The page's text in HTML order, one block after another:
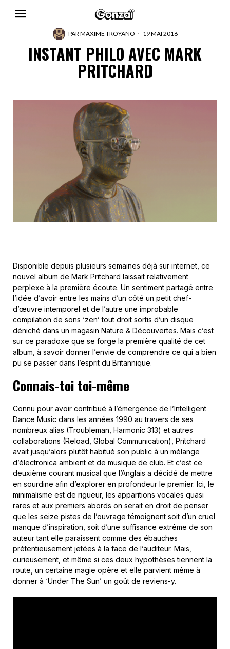
PARMAXIME TROYANO 19 MAI 2016
INSTANT PHILO AVEC MARK
PRITCHARD
Disponible depuis plusieurs semaines déjà sur internet, ce
nouvel album de Mark Pritchard laissait relativement
perplexe à la première écoute. Un sentiment partagé entre
l’idée d’avoir entre les mains d’un côté un petit chef-
d’œuvre intemporel et de l’autre une improbable
compilation de sons ‘zen’ tout droit sortis d’un disque
déniché dans un magasin Nature & Découvertes. Mais c’est
sur ce paradoxe que se forge la première qualité de cet
album, à savoir donner l’envie de comprendre ce qui a bien
pu se passer dans l’esprit du Britannique.
Connais-toi toi-même
Connu pour avoir contribué à l’émergence de l’Intelligent
Dance Music dans les années 1990 au travers de ses
nombreux alias (Troubleman, Harmonic 313) et autres
collaborations (Reload, Global Communication), Pritchard
avait jusqu’alors plutôt habitué son public à un mélange
d’électronica ambient et de musique de club. Et c’est ce
deuxième courant musical que l’Anglais a décidé de mettre
en sourdine afin d’explorer en profondeur le premier. Ici, le
minimalisme est de rigueur, les apparitions vocales quasi
rares et aux premiers abords on serait en droit de penser
que les seize pistes de l’ouvrage témoignent soit d’un cruel
manque d’inspiration, soit d’une suffisance extrême de son
auteur tant elle paraissent comme des ébauches
prétentieusement jetées à la face de l’auditeur. Mais,
curieusement, et même si ces deux hypothèses tiennent la
route, un certaine magie opère et elle parvient même à
donner à ‘Under The Sun’ un goût de reviens-y.